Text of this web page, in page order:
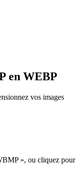
en WEBP
vos images
», ou cliquez pour